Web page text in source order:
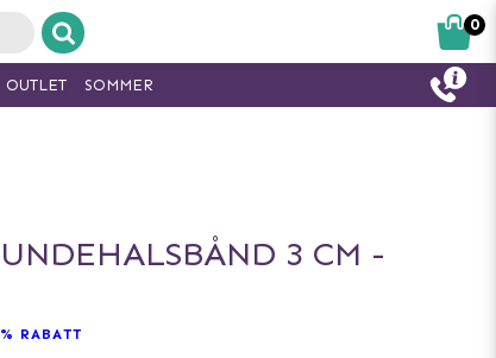
3 CM -
RABATT
0
OUTLET SOMMER